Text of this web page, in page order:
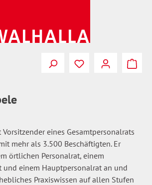
Du hast 0
eines Gesamtpersonalrats
mehr als 3.500 Beschäftigten. Er
örtlichen Personalrat, einem
und einem Hauptpersonalrat an und
Praxiswissen auf allen Stufen